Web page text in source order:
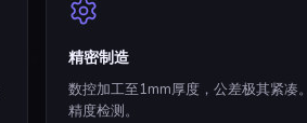
精密制造
数控加工至1mm厚度，公差极其紧凑
精度检测。